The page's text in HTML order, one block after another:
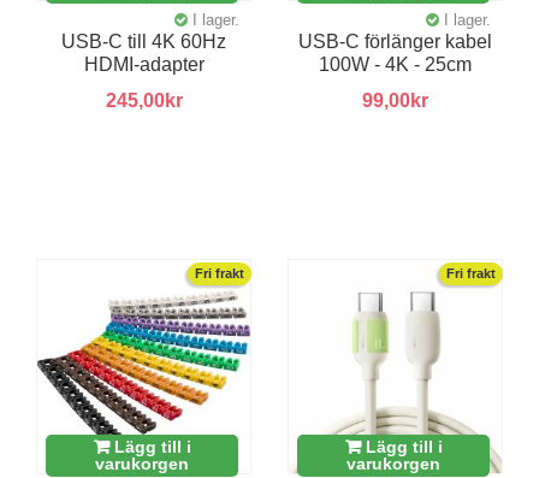
I lager.
USB-C till 4K 60Hz
HDMI-adapter
245,00kr
I lager.
USB-C förlänger kabel
100W - 4K - 25cm
99,00kr
Fri frakt
Lägg till i
varukorgen
Fri frakt
Lägg till i
varukorgen